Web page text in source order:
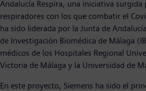
Andalucía Respira, una iniciativa surgida
respiradores con los que combatir el
ha sido liderada por la Junta de
de Investigación Biomédica de Málaga
médicos de los Hospitales Regional
Victoria de Málaga y la Universidad de
En este proyecto, Siemens ha sido el